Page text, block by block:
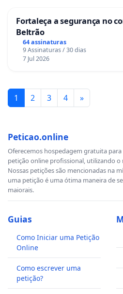
Fortaleça a segurança no
Beltrão
64 assinaturas
9 Assinaturas / 30 dias
7 Jul 2026
1 2 3 4 »
Peticao.online
Oferecemos hospedagem gratuita
petição online profissional, utilizando o
Nossas petições são mencionadas na
uma petição é uma ótima maneira de
maiorais.
Guias
Como Iniciar uma Petição
Online
Como escrever uma
petição?